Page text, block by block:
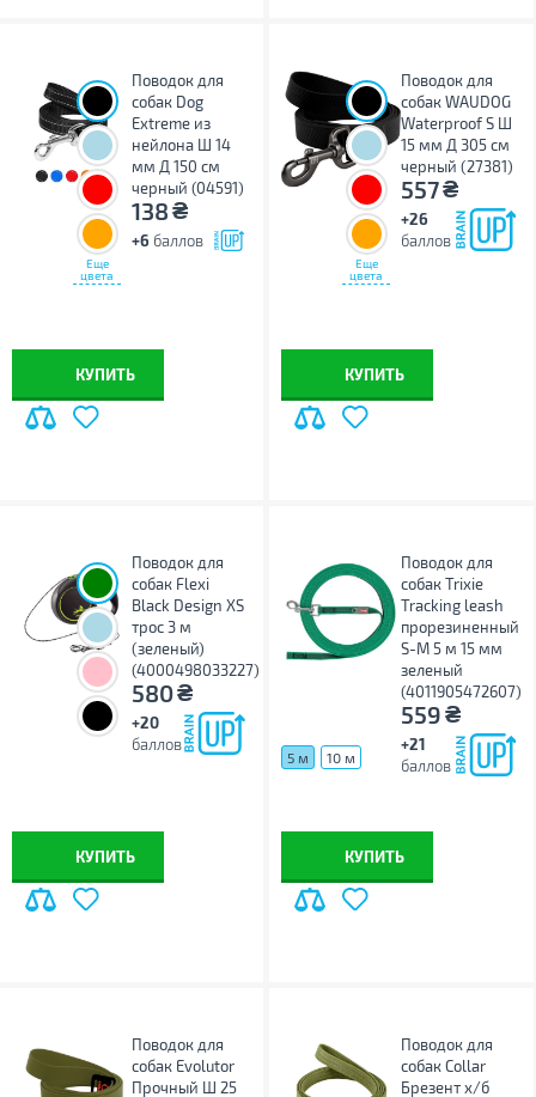
Еще
цвета
Поводок для
собак Dog
Extreme из
нейлона Ш 14
мм Д 150 см
черный (04591)
138₴
+6 баллов
КУПИТЬ
Еще
цвета
Поводок для
собак WAUDOG
Waterproof S Ш
15 мм Д 305 см
черный (27381)
557₴
+26
баллов
КУПИТЬ
Поводок для
собак Flexi
Black Design XS
трос 3 м
(зеленый)
(4000498033227)
580₴
+20
баллов
КУПИТЬ
Поводок для
собак Trixie
Tracking leash
прорезиненный
S-M 5 м 15 мм
зеленый
(4011905472607)
559₴
+21
баллов
5 м 10 м
КУПИТЬ
Поводок для
собак Evolutor
Прочный Ш 25
Поводок для
собак Collar
Брезент х/б